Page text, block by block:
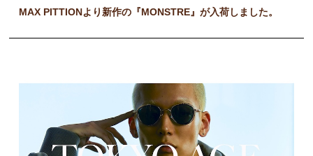
MAX PITTIONより新作の『MONSTRE』が入荷しました。